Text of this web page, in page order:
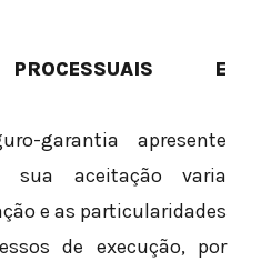
PROCESSUAIS E
garantia apresente
sua aceitação varia
e as particularidades
de execução, por